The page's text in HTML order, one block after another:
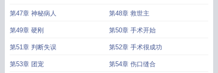
第47章 神秘病人 第48章 救世主
第49章 硬刚 第50章 手术开始
第51章 判断失误 第52章 手术很成功
第53章 团宠 第54章 伤口缝合